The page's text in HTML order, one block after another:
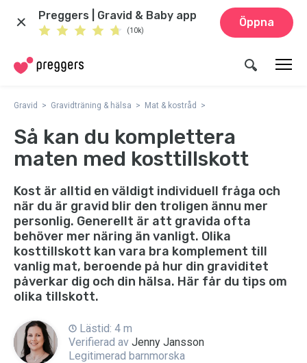
Preggers | Gravid & Baby app
(10k)
Öppna
Gravid Gravidträning & hälsa Mat & kostråd
Så kan du komplettera
maten med kosttillskott
Kost är alltid en väldigt individuell fråga och
när du är gravid blir den troligen ännu mer
personlig. Generellt är att gravida ofta
behöver mer näring än vanligt. Olika
kosttillskott kan vara bra komplement till
vanlig mat, beroende på hur din graviditet
påverkar dig och din hälsa. Här får du tips om
olika tillskott.
Lästid: 4 m
Verifierad av Jenny Jansson
Legitimerad barnmorska